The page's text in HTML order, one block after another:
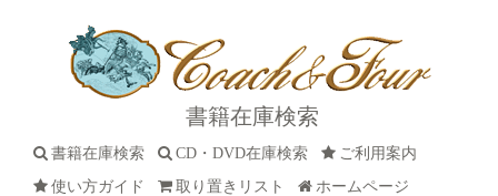
書籍在庫検索
書籍在庫検索 CD・DVD在庫検索
ご利用案内
使い方ガイド
取り置きリスト ホームページ